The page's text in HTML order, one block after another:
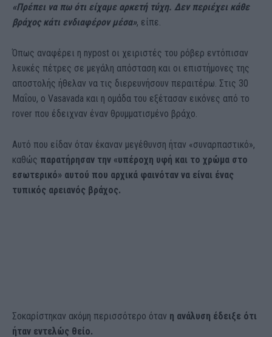
«Πρέπει να πω ότι είχαμε αρκετή τύχη. Δεν περιέχει κάθε
βράχος κάτι ενδιαφέρον μέσα», είπε.
Όπως αναφέρει η nypost οι χειριστές του ρόβερ εντόπισαν
λευκές πέτρες σε μεγάλη απόσταση και οι επιστήμονες της
αποστολής ήθελαν να τις διερευνήσουν περαιτέρω. Στις 30
Μαΐου, ο Vasavada και η ομάδα του εξέτασαν εικόνες από το
rover που έδειχναν έναν θρυμματισμένο βράχο.
Αυτό που είδαν όταν έκαναν μεγέθυνση ήταν «συναρπαστικό»,
καθώς παρατήρησαν την «υπέροχη υφή και το χρώμα στο
εσωτερικό» αυτού που αρχικά φαινόταν να είναι ένας
τυπικός αρειανός βράχος.
Σοκαρίστηκαν ακόμη περισσότερο όταν η ανάλυση έδειξε ότι
ήταν εντελώς θείο.